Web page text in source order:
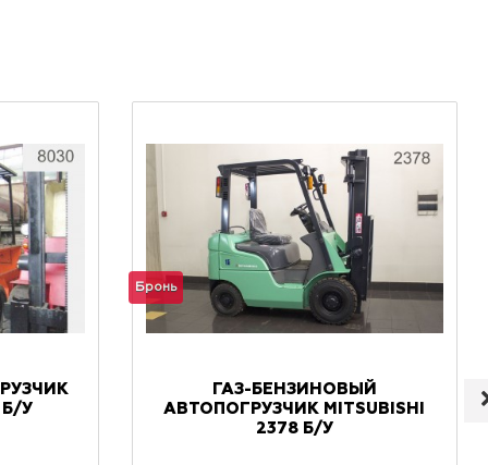
Б/У
Бронь
ГАЗ-БЕНЗИНОВЫЙ
АВТОПОГРУЗЧИК MITSUBISHI
2378 Б/У